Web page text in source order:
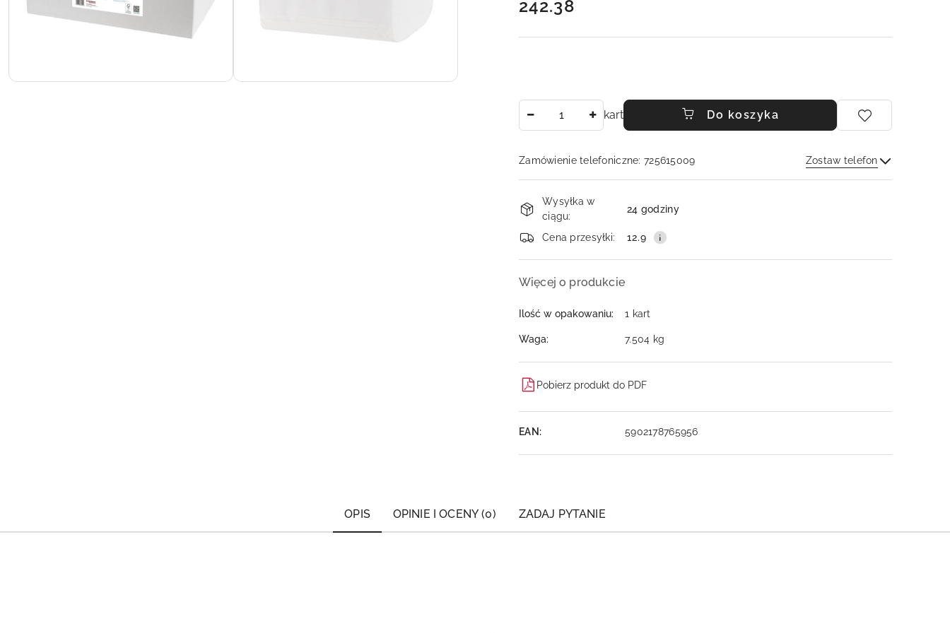
Cena:
242.38
kart Do koszyka
Zamówienie telefoniczne: 725615009 Zostaw telefon
Wyślij
Dostępność
i
dostawa
Wysyłka w
ciągu:
24 godziny
Cena przesyłki: 12.9
Więcej o produkcie
Ilość w opakowaniu: 1 kart
Waga: 7.504 kg
Pobierz produkt do PDF
EAN: 5902178765956
OPIS OPINIE I OCENY (0) ZADAJ PYTANIE